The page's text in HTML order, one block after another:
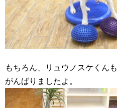
もちろん、リュウノスケくんも
がんばりましたよ。